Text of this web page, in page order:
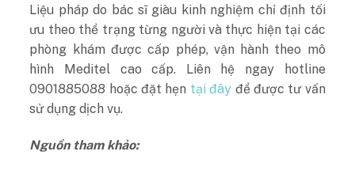
Liệu pháp do bác sĩ giàu kinh nghiệm chỉ định tối
ưu theo thể trạng từng người và thực hiện tại các
phòng khám được cấp phép, vận hành theo mô
hình Meditel cao cấp. Liên hệ ngay hotline
0901885088 hoặc đặt hẹn tại đây để được tư vấn
sử dụng dịch vụ.
Nguồn tham khảo: